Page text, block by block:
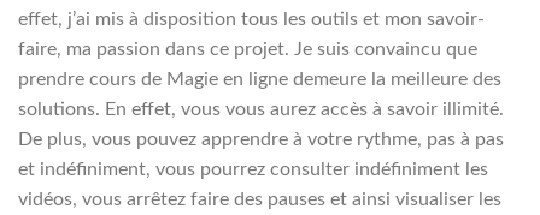
effet, j’ai mis à disposition tous les outils et mon savoir-
faire, ma passion dans ce projet. Je suis convaincu que
prendre cours de Magie en ligne demeure la meilleure des
solutions. En effet, vous vous aurez accès à savoir illimité.
De plus, vous pouvez apprendre à votre rythme, pas à pas
et indéfiniment, vous pourrez consulter indéfiniment les
vidéos, vous arrêtez faire des pauses et ainsi visualiser les